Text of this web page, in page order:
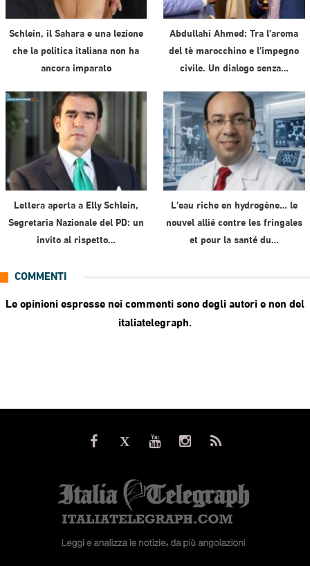
Schlein, il Sahara e una lezione
che la politica italiana non ha
ancora imparato
Abdullahi Ahmed: Tra l’aroma
del tè marocchino e l’impegno
civile. Un dialogo senza…
Lettera aperta a Elly Schlein,
Segretaria Nazionale del PD: un
invito al rispetto…
L’eau riche en hydrogène… le
nouvel allié contre les fringales
et pour la santé du…
COMMENTI
Le opinioni espresse nei commenti sono degli autori e non del
italiatelegraph.